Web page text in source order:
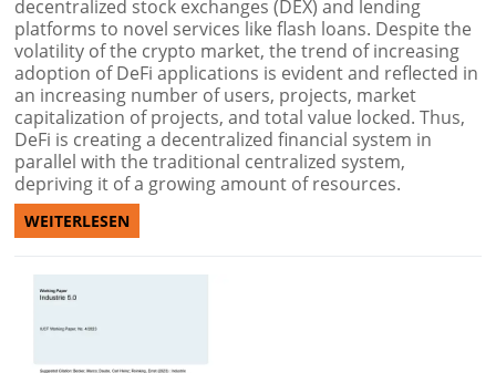
decentralized stock exchanges (DEX) and lending
platforms to novel services like flash loans. Despite the
volatility of the crypto market, the trend of increasing
adoption of DeFi applications is evident and reflected in
an increasing number of users, projects, market
capitalization of projects, and total value locked. Thus,
DeFi is creating a decentralized financial system in
parallel with the traditional centralized system,
depriving it of a growing amount of resources.
WEITERLESEN